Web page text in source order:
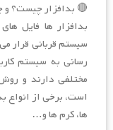
🔴 بدافزار چیست؟ و
بدافزار ها فایل
سیستم قربانی قرار
رسانی به سیستم
مختلفی دارند و روش
است، برخی از انواع
ها، کرم ها و…